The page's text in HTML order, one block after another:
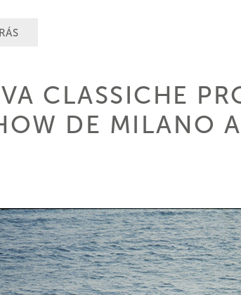
CLASSICHE
DE MILANO